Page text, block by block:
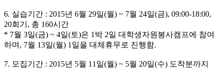
6. 실습기간 : 2015년 6월 29일(월) ~ 7월 24일(금), 09:00-18:00,
20회기, 총 160시간
* 7월 3일(금) ~ 4일(토)은 1박 2일 대학생자원봉사캠프에 참여
하며, 7월 13일(월) 1일을 대체휴무로 진행함.
7. 모집기간 : 2015년 5월 11일(월) ~ 5월 20일(수) 도착분까지